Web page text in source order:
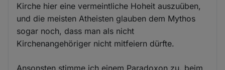
Kirche hier eine vermeintliche Hoheit auszuüben,
und die meisten Atheisten glauben dem Mythos
sogar noch, dass man als nicht
Kirchenangehöriger nicht mitfeiern dürfte.
Ansonsten stimme ich einem Paradoxon zu, beim